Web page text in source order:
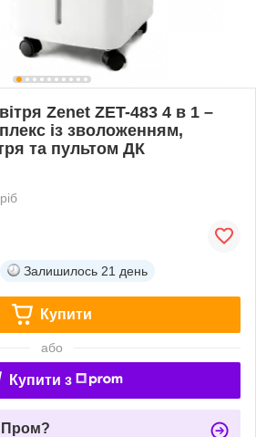
Zenet ZET-483 4 в 1 –
із зволоженням,
та пультом ДК
Залишилось 21 день
Купити
або
Купити з
Пром?